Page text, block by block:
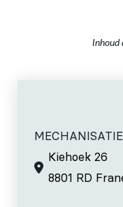
Inhoud
Kiehoek 26
8801 RD